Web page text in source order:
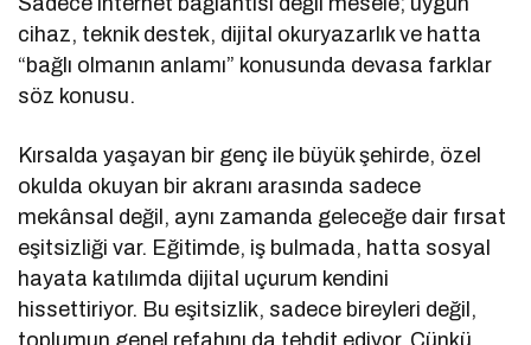
cihaz, teknik destek, dijital okuryazarlık ve hatta
“bağlı olmanın anlamı” konusunda devasa farklar
söz konusu.
Kırsalda yaşayan bir genç ile büyük şehirde, özel
okulda okuyan bir akranı arasında sadece
mekânsal değil, aynı zamanda geleceğe dair fırsat
eşitsizliği var. Eğitimde, iş bulmada, hatta sosyal
hayata katılımda dijital uçurum kendini
hissettiriyor. Bu eşitsizlik, sadece bireyleri değil,
toplumun genel refahını da tehdit ediyor. Çünkü